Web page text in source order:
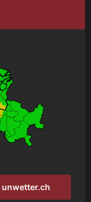
unwetter.ch